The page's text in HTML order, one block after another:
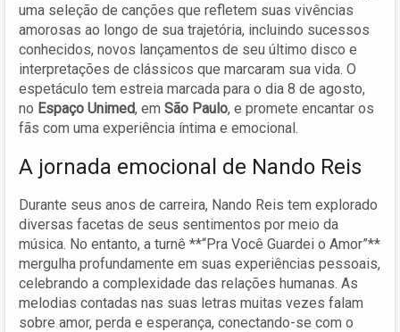
uma seleção de canções que refletem suas vivências
amorosas ao longo de sua trajetória, incluindo sucessos
conhecidos, novos lançamentos de seu último disco e
interpretações de clássicos que marcaram sua vida. O
espetáculo tem estreia marcada para o dia 8 de agosto,
no Espaço Unimed, em São Paulo, e promete encantar os
fãs com uma experiência íntima e emocional.
A jornada emocional de Nando Reis
Durante seus anos de carreira, Nando Reis tem explorado
diversas facetas de seus sentimentos por meio da
música. No entanto, a turnê **“Pra Você Guardei o Amor”**
mergulha profundamente em suas experiências pessoais,
celebrando a complexidade das relações humanas. As
melodias contadas nas suas letras muitas vezes falam
sobre amor, perda e esperança, conectando-se com o